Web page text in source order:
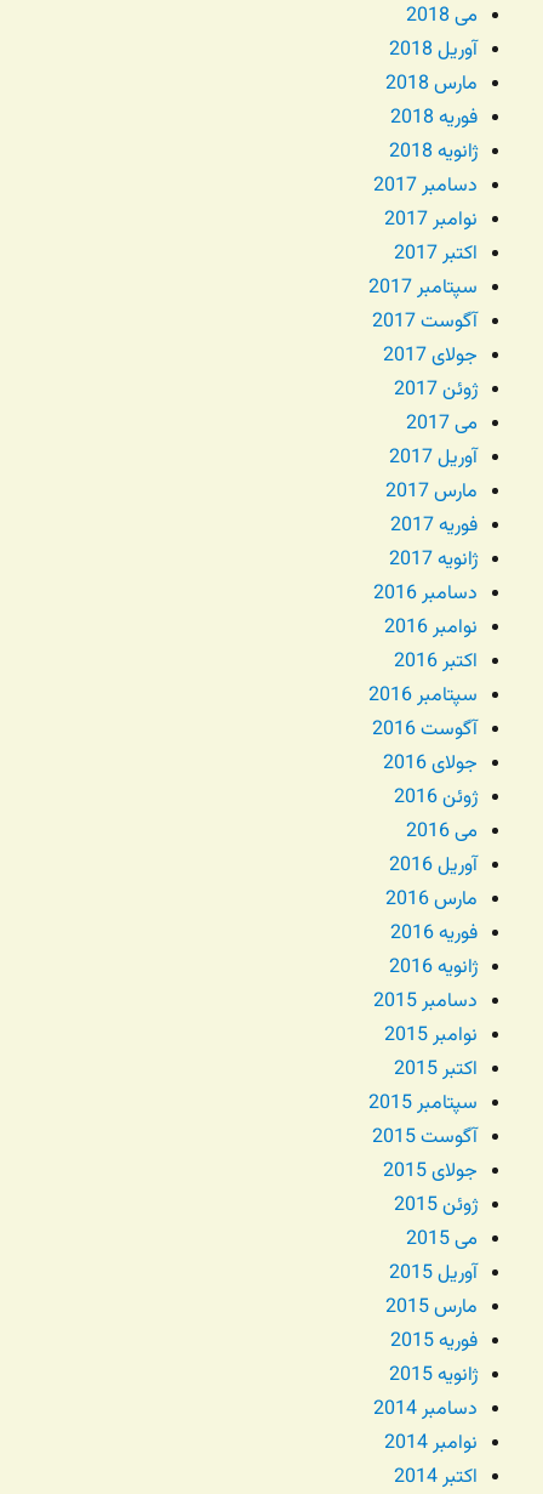
می 2018
آوریل 2018
مارس 2018
فوریه 2018
ژانویه 2018
دسامبر 2017
نوامبر 2017
اکتبر 2017
سپتامبر 2017
آگوست 2017
جولای 2017
ژوئن 2017
می 2017
آوریل 2017
مارس 2017
فوریه 2017
ژانویه 2017
دسامبر 2016
نوامبر 2016
اکتبر 2016
سپتامبر 2016
آگوست 2016
جولای 2016
ژوئن 2016
می 2016
آوریل 2016
مارس 2016
فوریه 2016
ژانویه 2016
دسامبر 2015
نوامبر 2015
اکتبر 2015
سپتامبر 2015
آگوست 2015
جولای 2015
ژوئن 2015
می 2015
آوریل 2015
مارس 2015
فوریه 2015
ژانویه 2015
دسامبر 2014
نوامبر 2014
اکتبر 2014